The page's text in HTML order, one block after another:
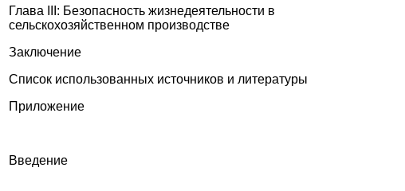
Глава III: Безопасность жизнедеятельности в
сельскохозяйственном производстве
Заключение
Список использованных источников и литературы
Приложение
Введение